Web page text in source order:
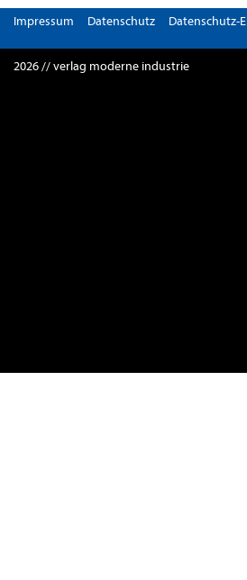
Impressum Datenschutz Datenschutz-
2026 // verlag moderne industrie